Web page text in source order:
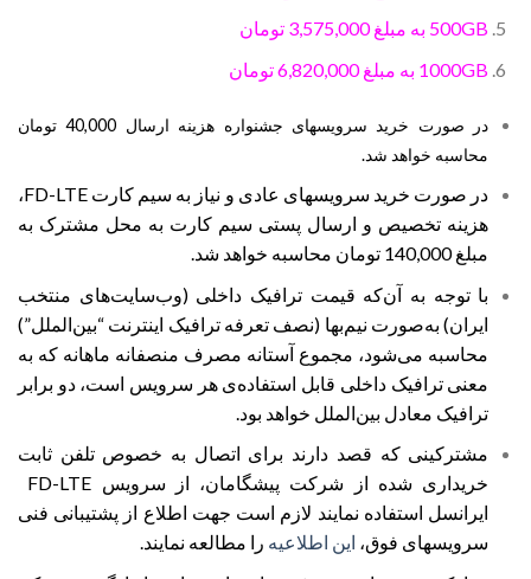
500GB به مبلغ 3,575,000 تومان
1000GB به مبلغ 6,820,000 تومان
در صورت خرید سرویسهای جشنواره هزینه ارسال 40,000 تومان
محاسبه خواهد شد.
در صورت خرید سرویسهای عادی و نیاز به سیم کارت FD-LTE،
هزینه تخصیص و ارسال پستی سیم کارت به محل مشترک به
مبلغ 140,000 تومان محاسبه خواهد شد.
با توجه به آن‌که قیمت ترافیک داخلی (وب‌سایت‌های منتخب
ایران) به‌صورت نیم‌بها (نصف تعرفه ترافیک اینترنت “بین‌الملل”)
محاسبه می‌شود، مجموع آستانه مصرف منصفانه ماهانه که به
معنی ترافیک داخلی قابل استفاده‌ی هر سرویس است، دو برابر
ترافیک معادل بین‌الملل خواهد بود.
مشترکینی که قصد دارند برای اتصال به خصوص تلفن ثابت
ایرانسل استفاده نمایند لازم است جهت اطلاع از پشتیبانی فنی
سرویسهای فوق، این اطلاعیه را مطالعه نمایند.